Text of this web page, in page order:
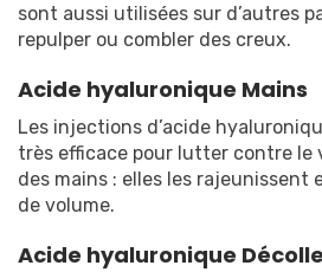
sont aussi utilisées sur d’autres
repulper ou combler des creux.
Acide hyaluronique Mains
Les injections d’acide
très efficace pour lutter contre le
des mains : elles les rajeunissent
de volume.
Acide hyaluronique